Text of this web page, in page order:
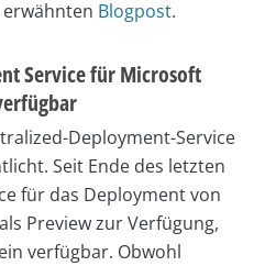
Blogpost.
Service für Microsoft
Deployment-Service
Seit Ende des letzten
für das Deployment von
Preview zur Verfügung,
verfügbar. Obwohl